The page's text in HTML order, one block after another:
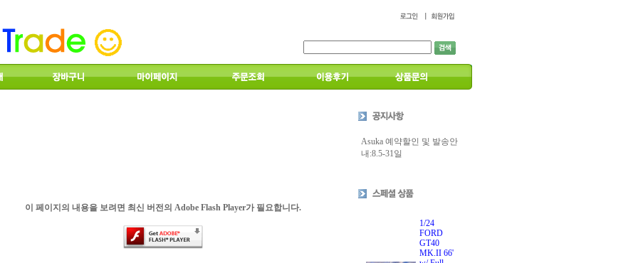
이 페이지의 내용을 보려면 최신 버전의 Adobe Flash Player가 필요합니다.
Asuka 예약할인 및 발송안
내:8.5-31일
1/24
FORD
GT40
MK.II 66'